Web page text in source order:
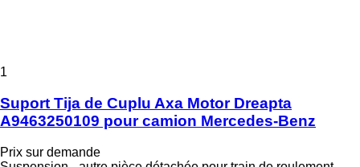
1
Suport Tija de Cuplu Axa Motor Dreapta
A9463250109 pour camion Mercedes-Benz
Prix sur demande